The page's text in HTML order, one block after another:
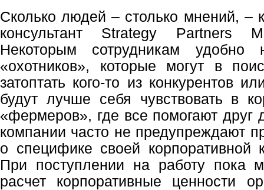
Сколько людей – столько мнений, –
консультант Strategy Partners
Некоторым сотрудникам удобно
«охотников», которые могут в
затоптать кого-то из конкурентов
будут лучше себя чувствовать в
«фермеров», где все помогают друг
компании часто не предупреждают
о специфике своей корпоративной
При поступлении на работу пока
расчет корпоративные ценности